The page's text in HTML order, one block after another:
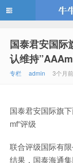
牛牛网
国泰君安国际
认维持
专栏 admin 3个月
国泰君安国际旗
mf”评级
联合评级国际有
结果，国泰海通